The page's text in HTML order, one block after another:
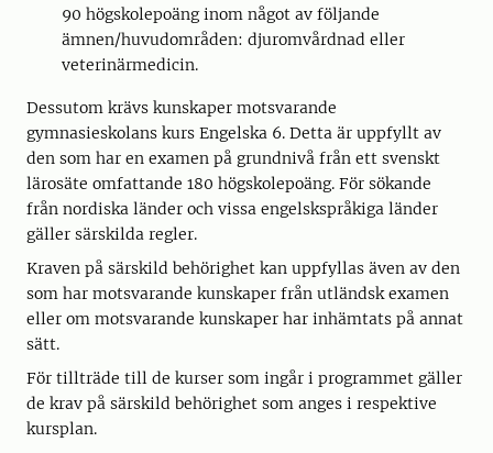
90 högskolepoäng inom något av följande
ämnen/huvudområden: djuromvårdnad eller
veterinärmedicin.
Dessutom krävs kunskaper motsvarande
gymnasieskolans kurs Engelska 6. Detta är uppfyllt av
den som har en examen på grundnivå från ett svenskt
lärosäte omfattande 180 högskolepoäng. För sökande
från nordiska länder och vissa engelskspråkiga länder
gäller särskilda regler.
Kraven på särskild behörighet kan uppfyllas även av den
som har motsvarande kunskaper från utländsk examen
eller om motsvarande kunskaper har inhämtats på annat
sätt.
För tillträde till de kurser som ingår i programmet gäller
de krav på särskild behörighet som anges i respektive
kursplan.